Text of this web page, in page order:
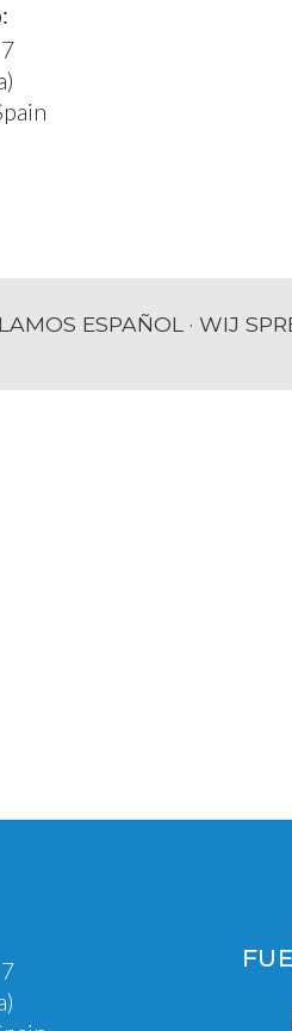
ESPAÑOL · WIJ